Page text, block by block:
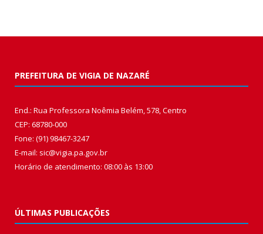
PREFEITURA DE VIGIA DE NAZARÉ
End.: Rua Professora Noêmia Belém, 578, Centro
CEP: 68780-000
Fone: (91) 98467-3247
E-mail: sic@vigia.pa.gov.br
Horário de atendimento: 08:00 às 13:00
ÚLTIMAS PUBLICAÇÕES